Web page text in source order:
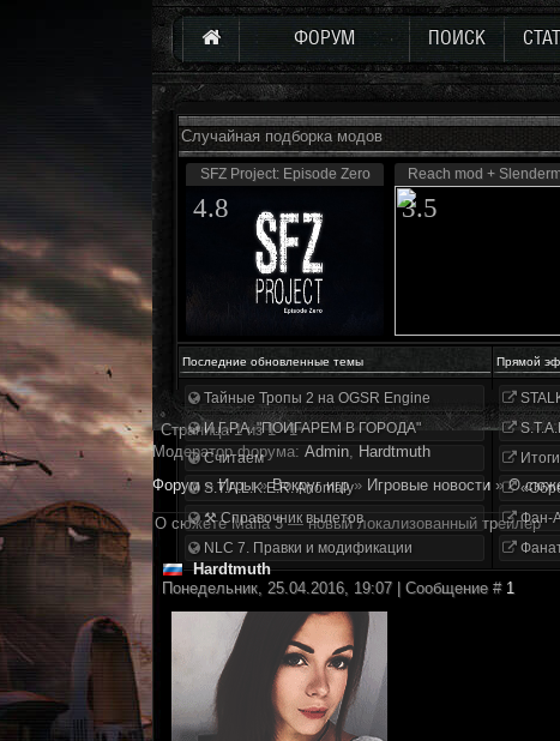
ФОРУМ ПОИСК
Случайная подборка модов
SFZ Project: Episode Zero
4.8
Reach mod +
3.5
Последние обновленные темы Прямой
Тайные Тропы 2 на OGSR Engine
И.Г.Р.А. "ПОИГАРЕМ В ГОРОДА"
Считаем
S.T.A.L.K.E.R. Anomaly
⚒ Справочник вылетов
NLC 7. Правки и модификации
Фан-
Страница1из1
1
Модератор форума: Аdmin, Hardtmuth
Форум » Игры » Вокруг игр » Игровые новости » О
О сюжете Mafia 3 — новый локализованный трейлер
Hardtmuth
Понедельник, 25.04.2016, 19:07 | Сообщение # 1